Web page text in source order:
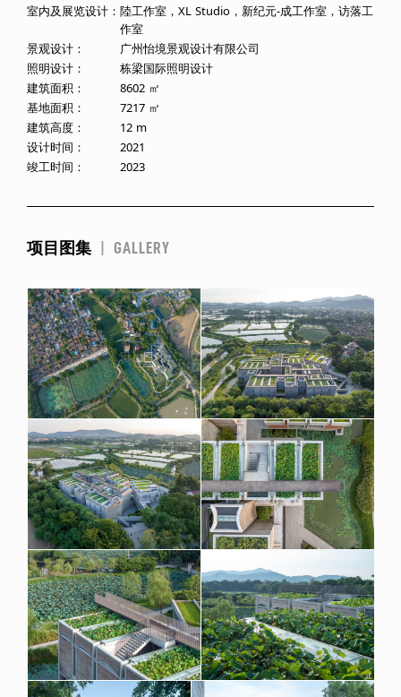
室内及展览设计： 陸工作室，XL Studio，新纪元-成工作室，访落工
作室
景观设计：
广州怡境景观设计有限公司
照明设计：
栋梁国际照明设计
建筑面积：
8602 ㎡
基地面积：
7217 ㎡
建筑高度：
12 m
设计时间：
2021
竣工时间：
2023
项目图集 | GALLERY